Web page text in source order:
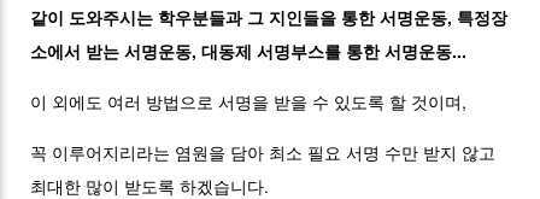
같이 도와주시는 학우분들과 그 지인들을 통한 서명운동, 특정장
소에서 받는 서명운동, 대동제 서명부스를 통한 서명운동...
이 외에도 여러 방법으로 서명을 받을 수 있도록 할 것이며,
꼭 이루어지리라는 염원을 담아 최소 필요 서명 수만 받지 않고
최대한 많이 받도록 하겠습니다.